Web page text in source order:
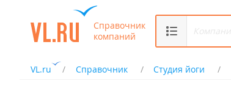
Справочник
компаний
VL.ru Справочник Студия йоги